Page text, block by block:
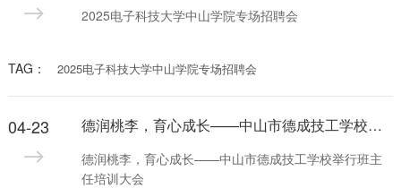
2025电子科技大学中山学院专场招聘会
TAG： 2025电子科技大学中山学院专场招聘会
04-23 德润桃李，育心成长——中山市德成技工学校举行班主任培训大会
德润桃李，育心成长——中山市德成技工学校举行班主
任培训大会